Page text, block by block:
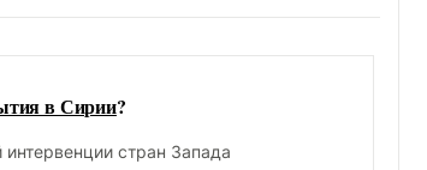
в Сирии?
интервенции стран Запада